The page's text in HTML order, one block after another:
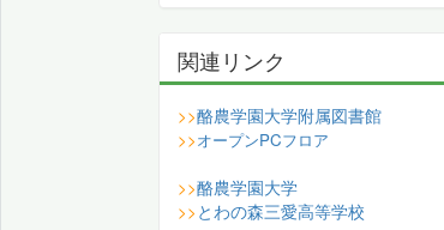
関連リンク
>>酪農学園大学附属図書館
>>オープンPCフロア
>>酪農学園大学
>> とわの森三愛高等学校